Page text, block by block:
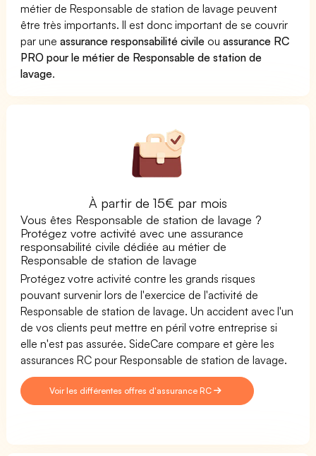
métier de Responsable de station de lavage peuvent
être très importants. Il est donc important de se couvrir
par uneassurance responsabilité civile ouassurance RC
PRO pour le métier de Responsable de station de
lavage.
À partir de 15€ par mois
Vous êtes Responsable de station de lavage ?
Protégez votre activité avec une assurance
responsabilité civile dédiée au métier de
Responsable de station de lavage
Protégez votre activité contre les grands risques
pouvant survenir lors de l'exercice de l'activité de
Responsable de station de lavage. Un accident avec l'un
de vos clients peut mettre en péril votre entreprise si
elle n'est pas assurée. SideCare compare et gère les
assurances RC pour Responsable de station de lavage.
Voir les différentes offres d'assurance RC